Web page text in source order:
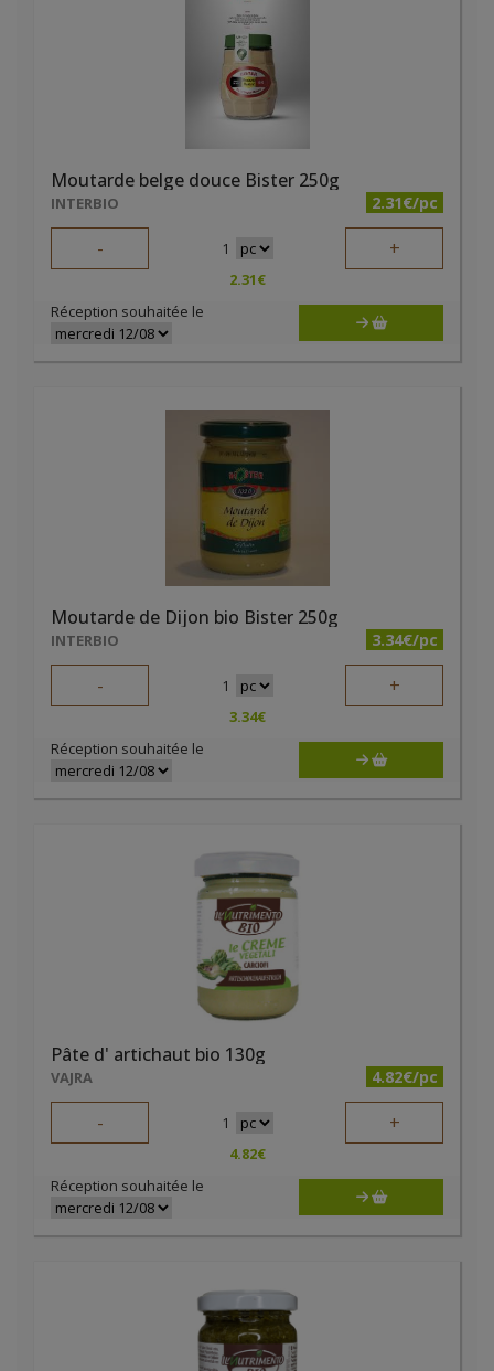
Moutarde belge douce Bister 250g
INTERBIO 2.31€/pc
- 1 +
2.31€
Réception souhaitée le
Moutarde de Dijon bio Bister 250g
INTERBIO 3.34€/pc
- 1 +
3.34€
Réception souhaitée le
Pâte d' artichaut bio 130g
VAJRA 4.82€/pc
- 1 +
4.82€
Réception souhaitée le